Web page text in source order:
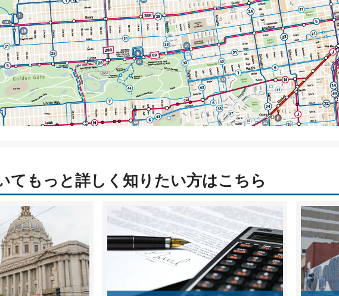
てもっと詳しく知りたい方はこちら